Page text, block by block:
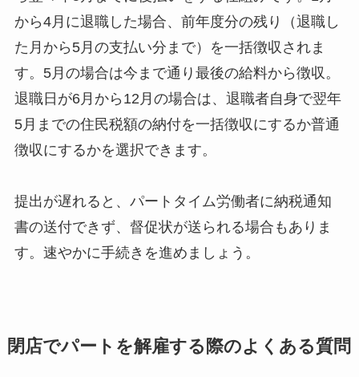
から4月に退職した場合、前年度分の残り（退職し
た月から5月の支払い分まで）を一括徴収されま
す。5月の場合は今まで通り最後の給料から徴収。
退職日が6月から12月の場合は、退職者自身で翌年
5月までの住民税額の納付を一括徴収にするか普通
徴収にするかを選択できます。
提出が遅れると、パートタイム労働者に納税通知
書の送付できず、督促状が送られる場合もありま
す。速やかに手続きを進めましょう。
閉店でパートを解雇する際のよくある質問